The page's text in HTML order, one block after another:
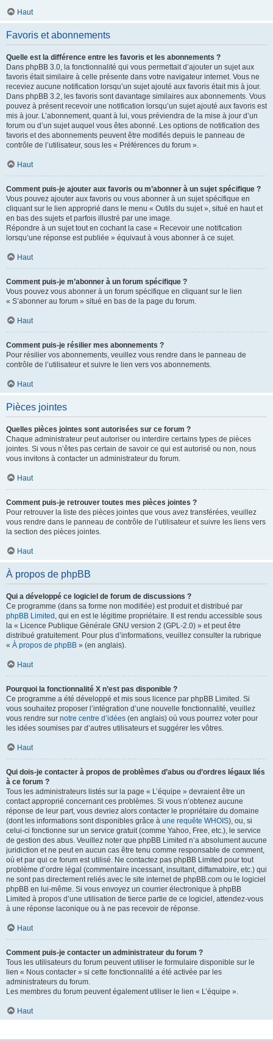
Haut
Favoris et abonnements
Quelle est la différence entre les favoris et les abonnements ?
Dans phpBB 3.0, la fonctionnalité qui vous permettait d’ajouter un sujet aux
favoris était similaire à celle présente dans votre navigateur internet. Vous ne
receviez aucune notification lorsqu’un sujet ajouté aux favoris était mis à jour.
Dans phpBB 3.2, les favoris sont davantage similaires aux abonnements. Vous
pouvez à présent recevoir une notification lorsqu’un sujet ajouté aux favoris est
mis à jour. L’abonnement, quant à lui, vous préviendra de la mise à jour d’un
forum ou d’un sujet auquel vous êtes abonné. Les options de notification des
favoris et des abonnements peuvent être modifiés depuis le panneau de
contrôle de l’utilisateur, sous les « Préférences du forum ».
Haut
Comment puis-je ajouter aux favoris ou m’abonner à un sujet spécifique ?
Vous pouvez ajouter aux favoris ou vous abonner à un sujet spécifique en
cliquant sur le lien approprié dans le menu « Outils du sujet », situé en haut et
en bas des sujets et parfois illustré par une image.
Répondre à un sujet tout en cochant la case « Recevoir une notification
lorsqu’une réponse est publiée » équivaut à vous abonner à ce sujet.
Haut
Comment puis-je m’abonner à un forum spécifique ?
Vous pouvez vous abonner à un forum spécifique en cliquant sur le lien
« S’abonner au forum » situé en bas de la page du forum.
Haut
Comment puis-je résilier mes abonnements ?
Pour résilier vos abonnements, veuillez vous rendre dans le panneau de
contrôle de l’utilisateur et suivre le lien vers vos abonnements.
Haut
Pièces jointes
Quelles pièces jointes sont autorisées sur ce forum ?
Chaque administrateur peut autoriser ou interdire certains types de pièces
jointes. Si vous n’êtes pas certain de savoir ce qui est autorisé ou non, nous
vous invitons à contacter un administrateur du forum.
Haut
Comment puis-je retrouver toutes mes pièces jointes ?
Pour retrouver la liste des pièces jointes que vous avez transférées, veuillez
vous rendre dans le panneau de contrôle de l’utilisateur et suivre les liens vers
la section des pièces jointes.
Haut
À propos de phpBB
Qui a développé ce logiciel de forum de discussions ?
Ce programme (dans sa forme non modifiée) est produit et distribué par
phpBB Limited , qui en est le légitime propriétaire. Il est rendu accessible sous
la « Licence Publique Générale GNU version 2 (GPL-2.0) » et peut être
distribué gratuitement. Pour plus d’informations, veuillez consulter la rubrique
« À propos de phpBB » (en anglais).
Haut
Pourquoi la fonctionnalité X n’est pas disponible ?
Ce programme a été développé et mis sous licence par phpBB Limited. Si
vous souhaitez proposer l’intégration d’une nouvelle fonctionnalité, veuillez
vous rendre sur notre centre d’idées (en anglais) où vous pourrez voter pour
les idées soumises par d’autres utilisateurs et suggérer les vôtres.
Haut
Qui dois-je contacter à propos de problèmes d’abus ou d’ordres légaux liés
à ce forum ?
Tous les administrateurs listés sur la page « L’équipe » devraient être un
contact approprié concernant ces problèmes. Si vous n’obtenez aucune
réponse de leur part, vous devriez alors contacter le propriétaire du domaine
(dont les informations sont disponibles grâce à une requête WHOIS), ou, si
celui-ci fonctionne sur un service gratuit (comme Yahoo, Free, etc.), le service
de gestion des abus. Veuillez noter que phpBB Limited n’a absolument aucune
juridiction et ne peut en aucun cas être tenu comme responsable de comment,
où et par qui ce forum est utilisé. Ne contactez pas phpBB Limited pour tout
problème d’ordre légal (commentaire incessant, insultant, diffamatoire, etc.) qui
ne sont pas directement reliés avec le site internet de phpBB.com ou le logiciel
phpBB en lui-même. Si vous envoyez un courrier électronique à phpBB
Limited à propos d’une utilisation de tierce partie de ce logiciel, attendez-vous
à une réponse laconique ou à ne pas recevoir de réponse.
Haut
Comment puis-je contacter un administrateur du forum ?
Tous les utilisateurs du forum peuvent utiliser le formulaire disponible sur le
lien « Nous contacter » si cette fonctionnalité a été activée par les
administrateurs du forum.
Les membres du forum peuvent également utiliser le lien « L’équipe ».
Haut